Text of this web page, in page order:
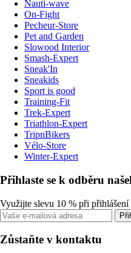
Nauti-wave
On-Fight
Pecheur-Store
Pet and Garden
Slowood Interior
Smash-Expert
Sneak'In
Sneakids
Sport is good
Training-Fit
Trek-Expert
Triathlon-Expert
TripnBikers
Vélo-Store
Winter-Expert
Přihlaste se k odběru
Využijte slevu 10 % při přihlášení
Zůstaňte v kontaktu